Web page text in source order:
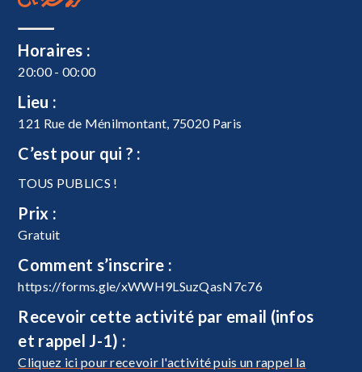
Horaires :
20:00 - 00:00
Lieu :
121 Rue de Ménilmontant, 75020 Paris
C’est pour qui ? :
TOUS PUBLICS !
Prix :
Gratuit
Comment s’inscrire :
https://forms.gle/xWWH9LSuzQasN7c76
Recevoir cette activité par email (infos
et rappel J-1) :
Cliquez ici pour recevoir l'activité puis un rappel la